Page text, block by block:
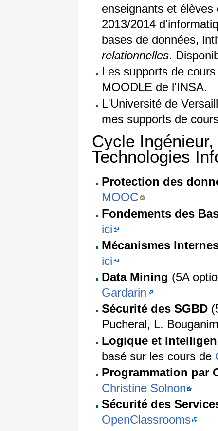
enseignants et
2013/2014
bases de données,
relationnelles.
Les supports de
MOODLE de l'INSA.
L'Université de
mes supports de
Cycle
Technologies
Protection des
MOOC
Fondements des
ici
Mécanismes
ici
Data Mining (5A
Gardarin
Sécurité des SGBD
Pucheral, L.
Logique et
basé sur les cours de
Programmation par
Christine Solnon
Sécurité des
OpenClassrooms